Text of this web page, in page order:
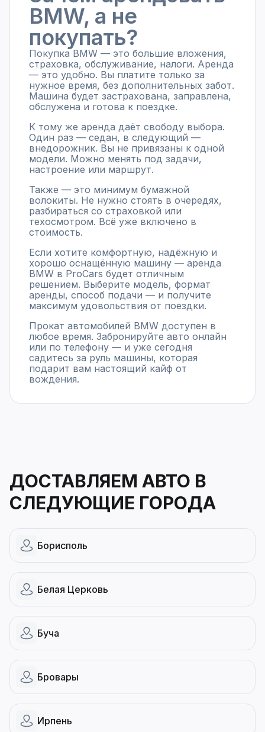
BMW, а не
покупать?
Покупка BMW — это большие вложения,
страховка, обслуживание, налоги. Аренда
— это удобно. Вы платите только за
нужное время, без дополнительных забот.
Машина будет застрахована, заправлена,
обслужена и готова к поездке.
К тому же аренда даёт свободу выбора.
Один раз — седан, в следующий —
внедорожник. Вы не привязаны к одной
модели. Можно менять под задачи,
настроение или маршрут.
Также — это минимум бумажной
волокиты. Не нужно стоять в очередях,
разбираться со страховкой или
техосмотром. Всё уже включено в
стоимость.
Если хотите комфортную, надёжную и
хорошо оснащённую машину — аренда
BMW в ProCars будет отличным
решением. Выберите модель, формат
аренды, способ подачи — и получите
максимум удовольствия от поездки.
Прокат автомобилей BMW доступен в
любое время. Забронируйте авто онлайн
или по телефону — и уже сегодня
садитесь за руль машины, которая
подарит вам настоящий кайф от
вождения.
ДОСТАВЛЯЕМ АВТО В
СЛЕДУЮЩИЕ ГОРОДА
Борисполь
Белая Церковь
Буча
Бровары
Ирпень